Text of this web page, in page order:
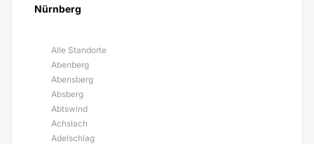
Nürnberg
Alle Standorte
Abenberg
Abensberg
Absberg
Abtswind
Achslach
Adelschlag